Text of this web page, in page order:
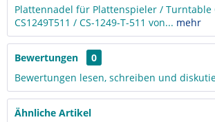
Plattennadel für Plattenspieler / Turntable
CS1249T511 / CS-1249-T-511 von... mehr
Bewertungen
0
Bewertungen lesen, schreiben und
Ähnliche Artikel